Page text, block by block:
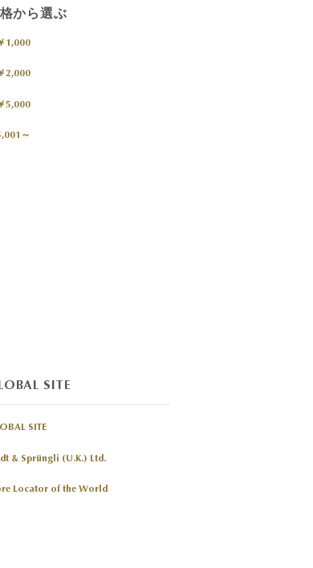
から選ぶ
1,000
2,000
5,000
～
SITE
SITE
& Sprüngli (U.K.) Ltd.
Locator of the World